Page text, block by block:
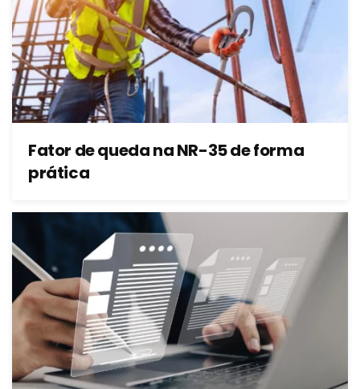
Fator de queda na NR-35 de forma
prática